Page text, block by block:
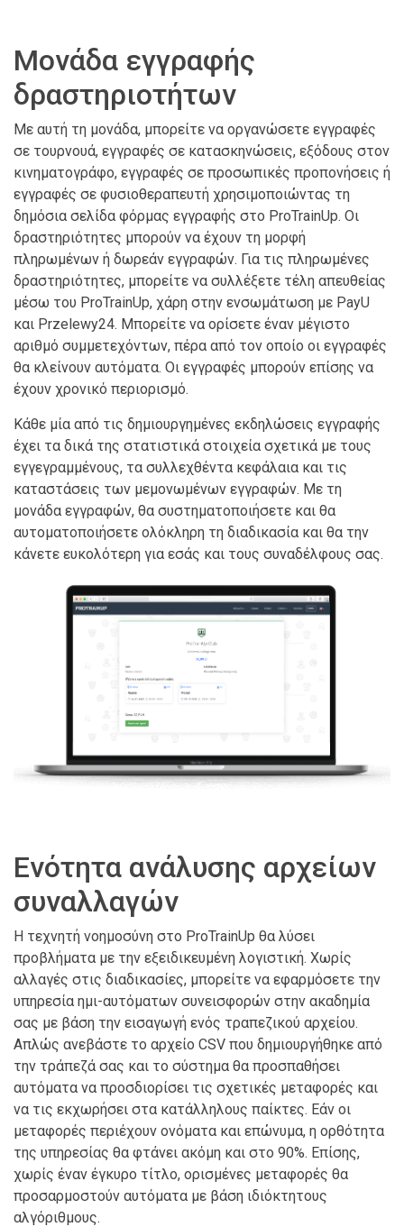
Μονάδα εγγραφής
δραστηριοτήτων
Με αυτή τη μονάδα, μπορείτε να οργανώσετε εγγραφές
σε τουρνουά, εγγραφές σε κατασκηνώσεις, εξόδους στον
κινηματογράφο, εγγραφές σε προσωπικές προπονήσεις ή
εγγραφές σε φυσιοθεραπευτή χρησιμοποιώντας τη
δημόσια σελίδα φόρμας εγγραφής στο ProTrainUp. Οι
δραστηριότητες μπορούν να έχουν τη μορφή
πληρωμένων ή δωρεάν εγγραφών. Για τις πληρωμένες
δραστηριότητες, μπορείτε να συλλέξετε τέλη απευθείας
μέσω του ProTrainUp, χάρη στην ενσωμάτωση με PayU
και Przelewy24. Μπορείτε να ορίσετε έναν μέγιστο
αριθμό συμμετεχόντων, πέρα από τον οποίο οι εγγραφές
θα κλείνουν αυτόματα. Οι εγγραφές μπορούν επίσης να
έχουν χρονικό περιορισμό.
Κάθε μία από τις δημιουργημένες εκδηλώσεις εγγραφής
έχει τα δικά της στατιστικά στοιχεία σχετικά με τους
εγγεγραμμένους, τα συλλεχθέντα κεφάλαια και τις
καταστάσεις των μεμονωμένων εγγραφών. Με τη
μονάδα εγγραφών, θα συστηματοποιήσετε και θα
αυτοματοποιήσετε ολόκληρη τη διαδικασία και θα την
κάνετε ευκολότερη για εσάς και τους συναδέλφους σας.
Ενότητα ανάλυσης αρχείων
συναλλαγών
Η τεχνητή νοημοσύνη στο ProTrainUp θα λύσει
προβλήματα με την εξειδικευμένη λογιστική. Χωρίς
αλλαγές στις διαδικασίες, μπορείτε να εφαρμόσετε την
υπηρεσία ημι-αυτόματων συνεισφορών στην ακαδημία
σας με βάση την εισαγωγή ενός τραπεζικού αρχείου.
Απλώς ανεβάστε το αρχείο CSV που δημιουργήθηκε από
την τράπεζά σας και το σύστημα θα προσπαθήσει
αυτόματα να προσδιορίσει τις σχετικές μεταφορές και
να τις εκχωρήσει στα κατάλληλους παίκτες. Εάν οι
μεταφορές περιέχουν ονόματα και επώνυμα, η ορθότητα
της υπηρεσίας θα φτάνει ακόμη και στο 90%. Επίσης,
χωρίς έναν έγκυρο τίτλο, ορισμένες μεταφορές θα
προσαρμοστούν αυτόματα με βάση ιδιόκτητους
αλγόριθμους.